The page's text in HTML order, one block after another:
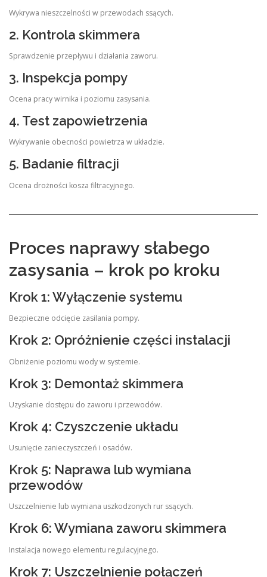
Wykrywa nieszczelności w przewodach ssących.
2. Kontrola skimmera
Sprawdzenie przepływu i działania zaworu.
3. Inspekcja pompy
Ocena pracy wirnika i poziomu zasysania.
4. Test zapowietrzenia
Wykrywanie obecności powietrza w układzie.
5. Badanie filtracji
Ocena drożności kosza filtracyjnego.
Proces naprawy słabego
zasysania – krok po kroku
Krok 1: Wyłączenie systemu
Bezpieczne odcięcie zasilania pompy.
Krok 2: Opróżnienie części instalacji
Obniżenie poziomu wody w systemie.
Krok 3: Demontaż skimmera
Uzyskanie dostępu do zaworu i przewodów.
Krok 4: Czyszczenie układu
Usunięcie zanieczyszczeń i osadów.
Krok 5: Naprawa lub wymiana
przewodów
Uszczelnienie lub wymiana uszkodzonych rur ssących.
Krok 6: Wymiana zaworu skimmera
Instalacja nowego elementu regulacyjnego.
Krok 7: Uszczelnienie połączeń